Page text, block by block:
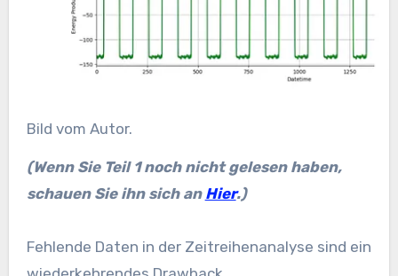
Bild vom Autor.
(Wenn Sie Teil 1 noch nicht gelesen haben,
schauen Sie ihn sich an Hier.)
Fehlende Daten in der Zeitreihenanalyse sind ein